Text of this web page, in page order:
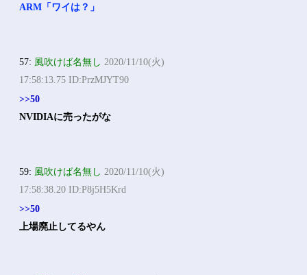
ARM「ワイは？」
57: 風吹けば名無し 2020/11/10(火)
17:58:13.75 ID:PrzMJYT90
>>50
NVIDIAに売ったがな
59: 風吹けば名無し 2020/11/10(火)
17:58:38.20 ID:P8j5H5Krd
>>50
上場廃止してるやん